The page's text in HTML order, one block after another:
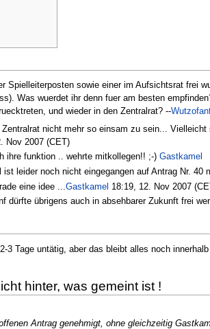
Spielleiterposten sowie einer im Aufsichtsrat frei
Was wuerdet ihr denn fuer am besten
und wieder in den Zentralrat? --
Zentralrat nicht mehr so einsam zu sein...
Nov 2007 (CET)
ihre funktion .. wehrte mitkollegen!! ;-) Gastkamel
leider noch nicht eingegangen auf Antrag Nr. 40
eine idee ... Gastkamel 18:19, 12. Nov 2007
dürfte übrigens auch in absehbarer Zukunft frei
3 Tage untätig, aber das bleibt alles noch
hinter, was gemeint ist !
Antrag genehmigt, ohne gleichzeitig